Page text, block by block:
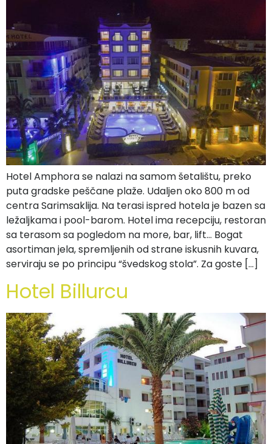
Hotel Amphora se nalazi na samom šetalištu, preko
puta gradske peščane plaže. Udaljen oko 800 m od
centra Sarimsaklija. Na terasi ispred hotela je bazen sa
ležaljkama i pool-barom. Hotel ima recepciju, restoran
sa terasom sa pogledom na more, bar, lift… Bogat
asortiman jela, spremljenih od strane iskusnih kuvara,
serviraju se po principu “švedskog stola”. Za goste […]
Hotel Billurcu